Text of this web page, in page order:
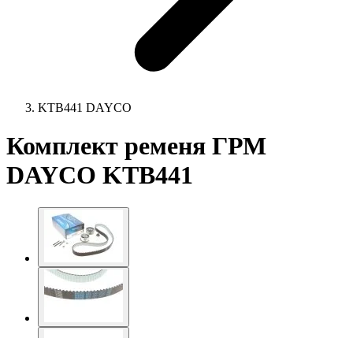
KTB441 DAYCO
Комплект ременя ГРМ
DAYCO KTB441